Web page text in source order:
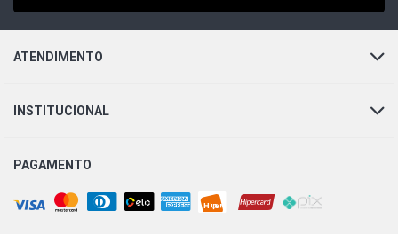
ATENDIMENTO
INSTITUCIONAL
PAGAMENTO